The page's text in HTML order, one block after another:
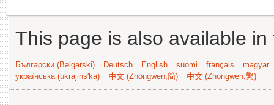
This page is also available
Български (Bəlgarski) Deutsch English suomi français
magyar
українська (ukrajins'ka)
中文 (Zhongwen,简) 中文 (Zhongwen,繁)